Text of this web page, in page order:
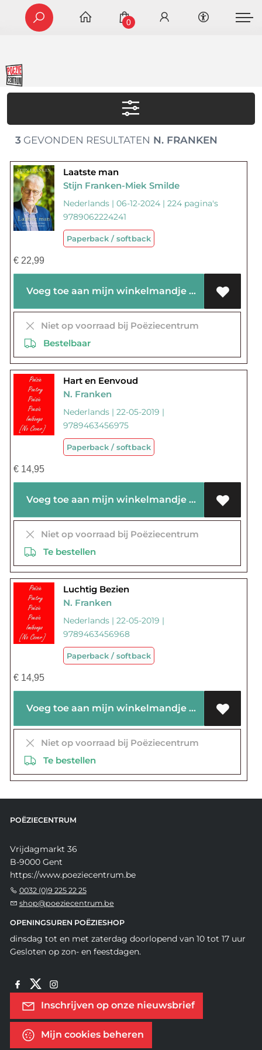
0
3GEVONDEN RESULTATEN N. FRANKEN
Laatste man
Stijn Franken-Miek Smilde
Nederlands | 06-12-2024 | 224 pagina's
9789062224241
Paperback / softback
€22,99
Voeg toe aan mijn winkelmandje
Niet op voorraad bij Poëziecentrum
Bestelbaar
Hart en Eenvoud
N. Franken
Nederlands | 22-05-2019 |
9789463456975
Paperback / softback
€14,95
Voeg toe aan mijn winkelmandje
Niet op voorraad bij Poëziecentrum
Te bestellen
Luchtig Bezien
N. Franken
Nederlands | 22-05-2019 |
9789463456968
Paperback / softback
€14,95
Voeg toe aan mijn winkelmandje
Niet op voorraad bij Poëziecentrum
Te bestellen
POËZIECENTRUM
Vrijdagmarkt 36
B-9000 Gent
https://www.poeziecentrum.be
0032 (0)9 225 22 25
shop@poeziecentrum.be
OPENINGSUREN POËZIESHOP
dinsdag tot en met zaterdag doorlopend van 10 tot 17 uur
Gesloten op zon- en feestdagen.
Inschrijven op onze nieuwsbrief
Mijn cookies beheren